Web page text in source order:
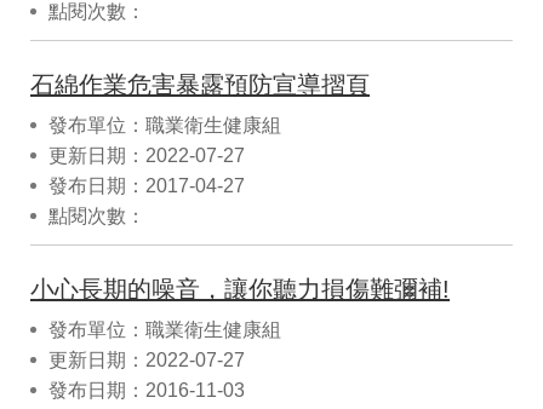
點閱次數：
石綿作業危害暴露預防宣導摺頁
發布單位：職業衛生健康組
更新日期：2022-07-27
發布日期：2017-04-27
點閱次數：
小心長期的噪音，讓你聽力損傷難彌補!
發布單位：職業衛生健康組
更新日期：2022-07-27
發布日期：2016-11-03